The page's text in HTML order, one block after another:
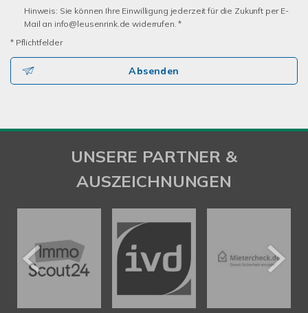
Hinweis: Sie können Ihre Einwilligung jederzeit für die Zukunft per E-
Mail an info@leusenrink.de widerrufen. *
* Pflichtfelder
Absenden
UNSERE PARTNER &
AUSZEICHNUNGEN